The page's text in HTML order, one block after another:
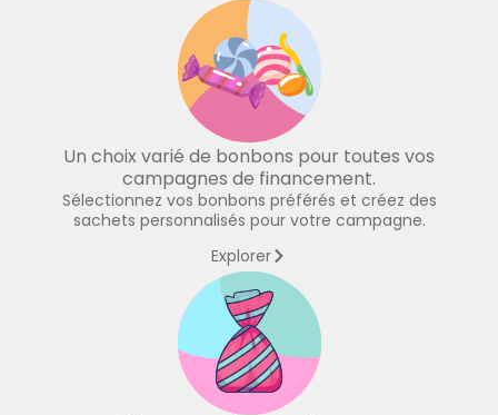
Un choix varié de bonbons pour toutes vos
campagnes de financement.
Sélectionnez vos bonbons préférés et créez des
sachets personnalisés pour votre campagne.
Explorer